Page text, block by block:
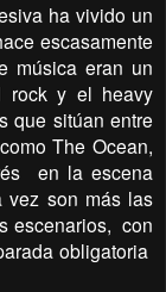
ha vivido un
escasamente
música eran un
rock y el heavy
que sitúan entre
The Ocean,
en la escena
vez son más las
escenarios, con
obligatoria